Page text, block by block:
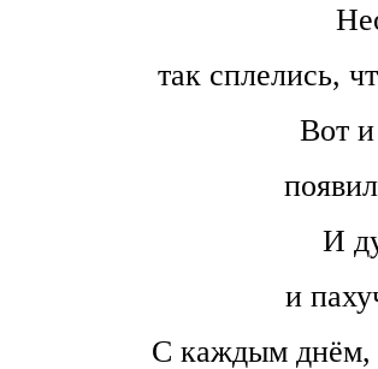
так сплелись,
Вот и
И
и
С каждым днём,